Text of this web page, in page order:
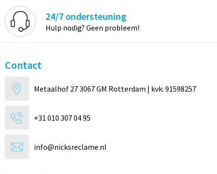
24/7 ondersteuning
Hulp nodig? Geen probleem!
Contact
Metaalhof 27 3067 GM Rotterdam | kvk: 91598257
+31 010 307 04 95
info@nicksreclame.nl